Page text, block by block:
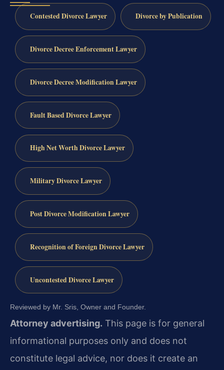
Contested Divorce Lawyer Divorce by Publication
Divorce Decree Enforcement Lawyer
Divorce Decree Modification Lawyer
Fault Based Divorce Lawyer
High Net Worth Divorce Lawyer
Military Divorce Lawyer
Post Divorce Modification Lawyer
Recognition of Foreign Divorce Lawyer
Uncontested Divorce Lawyer
Reviewed by Mr. Sris, Owner and Founder.
Attorney advertising. This page is for general
informational purposes only and does not
constitute legal advice, nor does it create an